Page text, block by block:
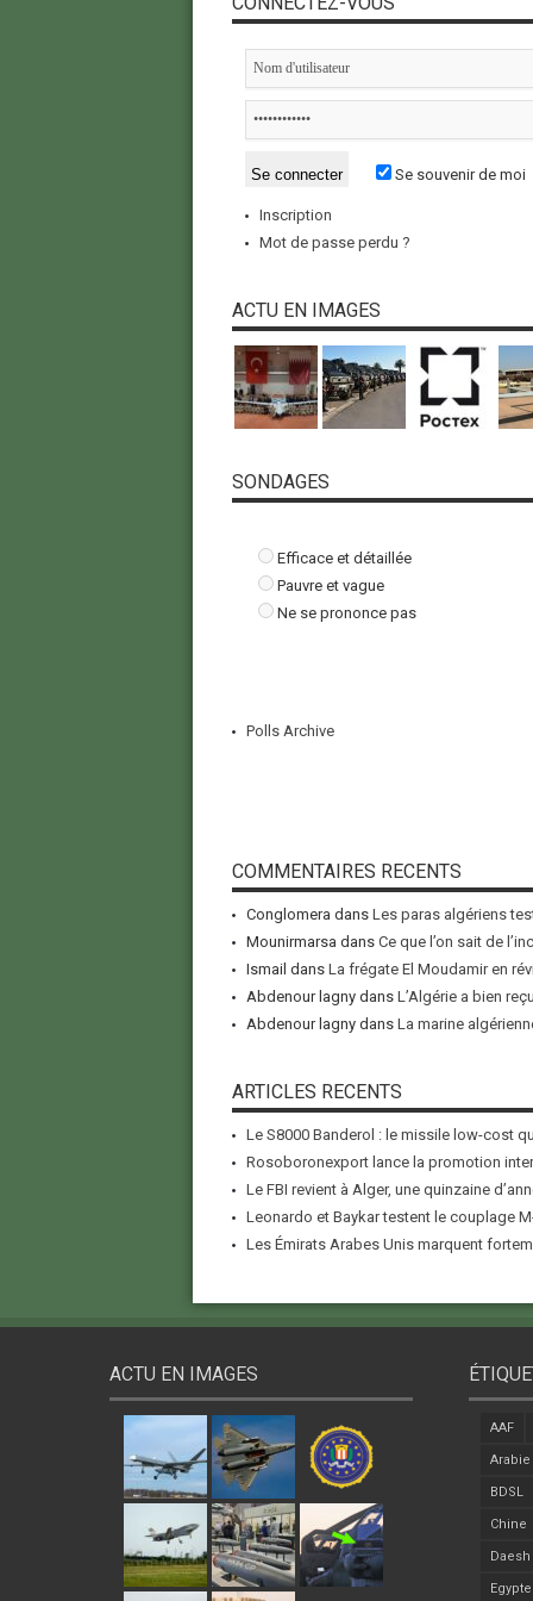
Se souvenir de moi
Inscription
Mot de passe perdu ?
ACTU EN IMAGES
SONDAGES
Efficace et détaillée
Pauvre et vague
Ne se prononce pas
Polls Archive
COMMENTAIRES RECENTS
Conglomera dans Les paras algériens
Mounirmarsa dans Ce que l’on sait de
Ismail dans La frégate El Moudamir en
Abdenour lagnydans L’Algérie a bien
Abdenour lagnydans La marine
ARTICLES RECENTS
Le S8000 Banderol : le missile low-cost
Rosoboronexport lance la promotion
Le FBI revient à Alger, une quinzaine
Leonardo et Baykar testent le couplage M-
Les Émirats Arabes Unis marquent
ACTU EN IMAGES
AAF
BDSL
Chine
Daesh
Egypte